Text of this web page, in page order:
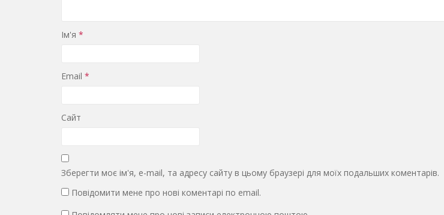
Ім'я *
Email *
Сайт
Зберегти моє ім'я, e-mail, та адресу сайту в цьому браузері для моїх подальших коментарів.
Повідомити мене про нові коментарі по email.